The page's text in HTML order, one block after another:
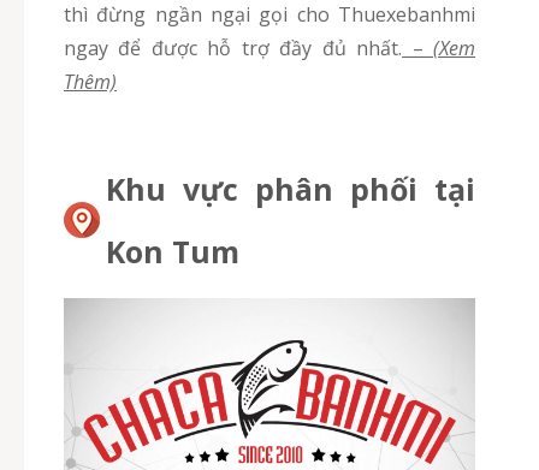
thì đừng ngần ngại gọi cho Thuexebanhmi
ngay để được hỗ trợ đầy đủ nhất. –(Xem
Thêm)
Khu vực phân phối tại
Kon Tum